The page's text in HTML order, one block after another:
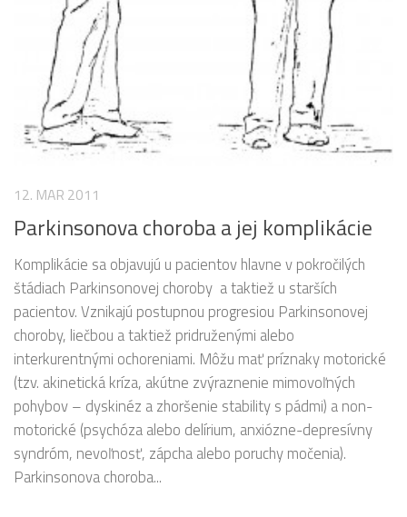
12. MAR 2011
Parkinsonova choroba a jej komplikácie
Komplikácie sa objavujú u pacientov hlavne v pokročilých
štádiach Parkinsonovej choroby a taktiež u starších
pacientov. Vznikajú postupnou progresiou Parkinsonovej
choroby, liečbou a taktiež pridruženými alebo
interkurentnými ochoreniami. Môžu mať príznaky motorické
(tzv. akinetická kríza, akútne zvýraznenie mimovoľných
pohybov – dyskinéz a zhoršenie stability s pádmi) a non-
motorické (psychóza alebo delírium, anxiózne-depresívny
syndróm, nevoľnosť, zápcha alebo poruchy močenia).
Parkinsonova choroba...